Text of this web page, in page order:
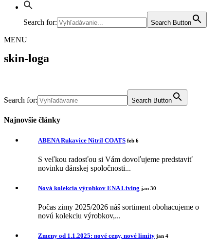
Search for: Search Button
MENU
skin-loga
Search for: Search Button
Najnovšie články
ABENA Rukavice Nitril COATS feb 6
S veľkou radosťou si Vám dovoľujeme predstaviť
novinku dánskej spoločnosti...
Nová kolekcia výrobkov ENA Living jan 30
Počas zimy 2025/2026 náš sortiment obohacujeme o
novú kolekciu výrobkov,...
Zmeny od 1.1.2025: nové ceny, nové limity jan 4